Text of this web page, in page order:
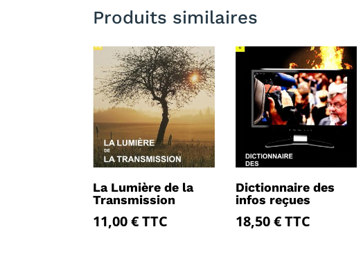
Produits similaires
La Lumière de la
Transmission
11,00€ TTC
Dictionnaire des
infos reçues
18,50€TTC